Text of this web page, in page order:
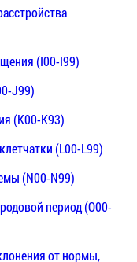
(I00-I99)
J99)
(K00-K93)
(L00-L99)
(N00-N99)
период (O00-
от нормы,